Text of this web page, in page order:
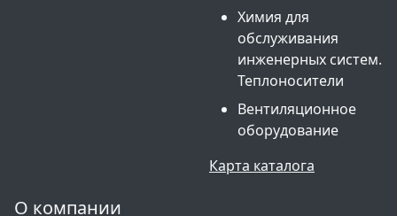
Химия для
обслуживания
инженерных систем.
Теплоносители
Вентиляционное
оборудование
Карта каталога
О компании